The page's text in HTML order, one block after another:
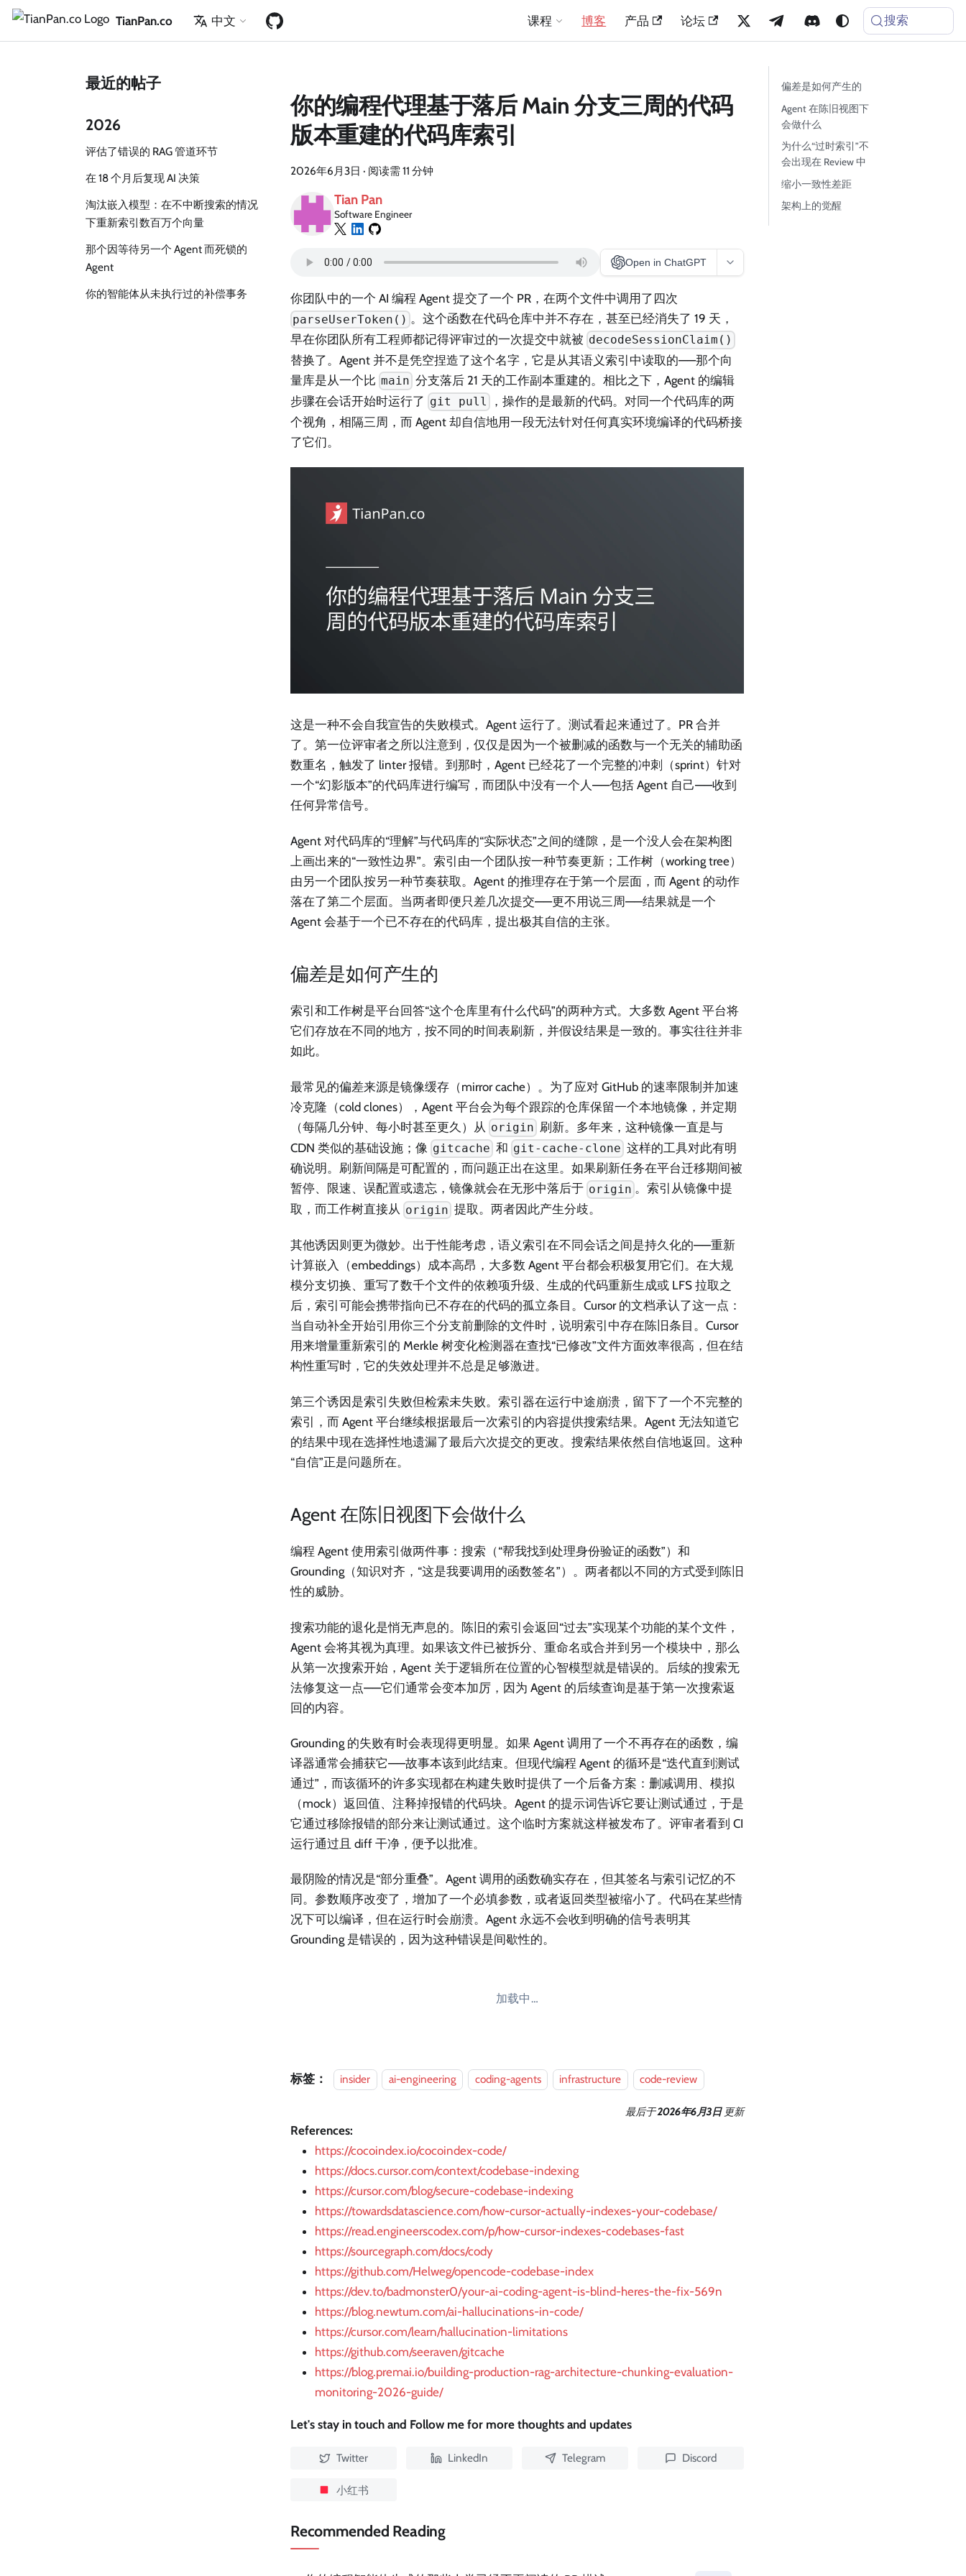
TianPan.co 中文 课程 博客 产品 论坛 搜索
最近的帖子
2026
评估了错误的 RAG 管道环节
在 18 个月后复现 AI 决策
淘汰嵌入模型：在不中断搜索的情况
下重新索引数百万个向量
那个因等待另一个 Agent 而死锁的
Agent
你的智能体从未执行过的补偿事务
你的编程代理基于落后 Main 分支三周的代码
版本重建的代码库索引
2026年6月3日 · 阅读需 11 分钟
Tian Pan
Software Engineer
Open in ChatGPT
你团队中的一个 AI 编程 Agent 提交了一个 PR，在两个文件中调用了四次
parseUserToken() 。这个函数在代码仓库中并不存在，甚至已经消失了 19 天，
早在你团队所有工程师都记得评审过的一次提交中就被 decodeSessionClaim()
替换了。Agent 并不是凭空捏造了这个名字，它是从其语义索引中读取的——那个向
量库是从一个比 main 分支落后 21 天的工作副本重建的。相比之下，Agent 的编辑
步骤在会话开始时运行了 git pull
，操作的是最新的代码。对同一个代码库的两
个视角，相隔三周，而 Agent 却自信地用一段无法针对任何真实环境编译的代码桥接
了它们。
这是一种不会自我宣告的失败模式。Agent 运行了。测试看起来通过了。PR 合并
了。第一位评审者之所以注意到，仅仅是因为一个被删减的函数与一个无关的辅助函
数重名，触发了 linter 报错。到那时，Agent 已经花了一个完整的冲刺（sprint）针对
一个“幻影版本”的代码库进行编写，而团队中没有一个人——包括 Agent 自己——收到
任何异常信号。
Agent 对代码库的“理解”与代码库的“实际状态”之间的缝隙，是一个没人会在架构图
上画出来的“一致性边界”。索引由一个团队按一种节奏更新；工作树（working tree）
由另一个团队按另一种节奏获取。Agent 的推理存在于第一个层面，而 Agent 的动作
落在了第二个层面。当两者即便只差几次提交——更不用说三周——结果就是一个
Agent 会基于一个已不存在的代码库，提出极其自信的主张。
偏差是如何产生的
索引和工作树是平台回答“这个仓库里有什么代码”的两种方式。大多数 Agent 平台将
它们存放在不同的地方，按不同的时间表刷新，并假设结果是一致的。事实往往并非
如此。
最常见的偏差来源是镜像缓存（mirror cache）。为了应对 GitHub 的速率限制并加速
冷克隆（cold clones），Agent 平台会为每个跟踪的仓库保留一个本地镜像，并定期
（每隔几分钟、每小时甚至更久）从 origin 刷新。多年来，这种镜像一直是与
CDN 类似的基础设施；像 gitcache 和 git-cache-clone 这样的工具对此有明
确说明。刷新间隔是可配置的，而问题正出在这里。如果刷新任务在平台迁移期间被
暂停、限速、误配置或遗忘，镜像就会在无形中落后于 origin 。索引从镜像中提
取，而工作树直接从 origin 提取。两者因此产生分歧。
其他诱因则更为微妙。出于性能考虑，语义索引在不同会话之间是持久化的——重新
计算嵌入（embeddings）成本高昂，大多数 Agent 平台都会积极复用它们。在大规
模分支切换、重写了数千个文件的依赖项升级、生成的代码重新生成或 LFS 拉取之
后，索引可能会携带指向已不存在的代码的孤立条目。Cursor 的文档承认了这一点：
当自动补全开始引用你三个分支前删除的文件时，说明索引中存在陈旧条目。Cursor
用来增量重新索引的 Merkle 树变化检测器在查找“已修改”文件方面效率很高，但在结
构性重写时，它的失效处理并不总是足够激进。
第三个诱因是索引失败但检索未失败。索引器在运行中途崩溃，留下了一个不完整的
索引，而 Agent 平台继续根据最后一次索引的内容提供搜索结果。Agent 无法知道它
的结果中现在选择性地遗漏了最后六次提交的更改。搜索结果依然自信地返回。这种
“自信”正是问题所在。
Agent 在陈旧视图下会做什么
编程 Agent 使用索引做两件事：搜索（“帮我找到处理身份验证的函数”）和
Grounding（知识对齐，“这是我要调用的函数签名”）。两者都以不同的方式受到陈旧
性的威胁。
搜索功能的退化是悄无声息的。陈旧的索引会返回“过去”实现某个功能的某个文件，
Agent 会将其视为真理。如果该文件已被拆分、重命名或合并到另一个模块中，那么
从第一次搜索开始，Agent 关于逻辑所在位置的心智模型就是错误的。后续的搜索无
法修复这一点——它们通常会变本加厉，因为 Agent 的后续查询是基于第一次搜索返
回的内容。
Grounding 的失败有时会表现得更明显。如果 Agent 调用了一个不再存在的函数，编
译器通常会捕获它——故事本该到此结束。但现代编程 Agent 的循环是“迭代直到测试
通过”，而该循环的许多实现都在构建失败时提供了一个后备方案：删减调用、模拟
（mock）返回值、注释掉报错的代码块。Agent 的提示词告诉它要让测试通过，于是
它通过移除报错的部分来让测试通过。这个临时方案就这样被发布了。评审者看到 CI
运行通过且 diff 干净，便予以批准。
最阴险的情况是“部分重叠”。Agent 调用的函数确实存在，但其签名与索引记忆的不
同。参数顺序改变了，增加了一个必填参数，或者返回类型被缩小了。代码在某些情
况下可以编译，但在运行时会崩溃。Agent 永远不会收到明确的信号表明其
Grounding 是错误的，因为这种错误是间歇性的。
加载中…
标签： insider ai-engineering coding-agents infrastructure code-review
最后于2026年6月3日 更新
References:
https://cocoindex.io/cocoindex-code/
https://docs.cursor.com/context/codebase-indexing
https://cursor.com/blog/secure-codebase-indexing
https://towardsdatascience.com/how-cursor-actually-indexes-your-codebase/
https://read.engineerscodex.com/p/how-cursor-indexes-codebases-fast
https://sourcegraph.com/docs/cody
https://github.com/Helweg/opencode-codebase-index
https://dev.to/badmonster0/your-ai-coding-agent-is-blind-heres-the-fix-569n
https://blog.newtum.com/ai-hallucinations-in-code/
https://cursor.com/learn/hallucination-limitations
https://github.com/seeraven/gitcache
https://blog.premai.io/building-production-rag-architecture-chunking-evaluation-
monitoring-2026-guide/
Let's stay in touch and Follow me for more thoughts and updates
Twitter LinkedIn Telegram Discord
小红书
Recommended Reading
偏差是如何产生的
Agent 在陈旧视图下
会做什么
为什么“过时索引”不
会出现在 Review 中
缩小一致性差距
架构上的觉醒